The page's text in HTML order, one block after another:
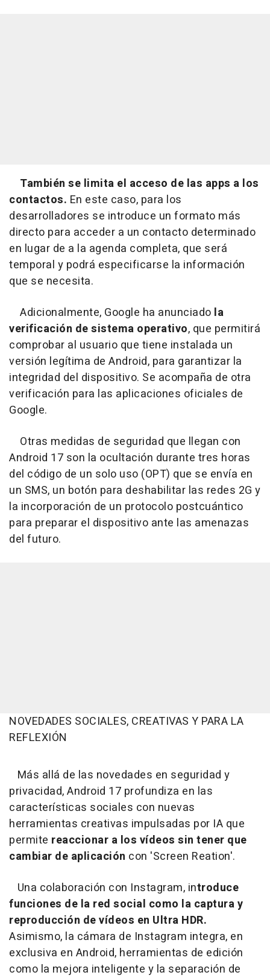
También se limita el acceso de las apps a los
contactos. En este caso, para los
desarrolladores se introduce un formato más
directo para acceder a un contacto determinado
en lugar de a la agenda completa, que será
temporal y podrá especificarse la información
que se necesita.
Adicionalmente, Google ha anunciado la
verificación de sistema operativo, que permitirá
comprobar al usuario que tiene instalada un
versión legítima de Android, para garantizar la
integridad del dispositivo. Se acompaña de otra
verificación para las aplicaciones oficiales de
Google.
Otras medidas de seguridad que llegan con
Android 17 son la ocultación durante tres horas
del código de un solo uso (OPT) que se envía en
un SMS, un botón para deshabilitar las redes 2G y
la incorporación de un protocolo postcuántico
para preparar el dispositivo ante las amenazas
del futuro.
NOVEDADES SOCIALES, CREATIVAS Y PARA LA
REFLEXIÓN
Más allá de las novedades en seguridad y
privacidad, Android 17 profundiza en las
características sociales con nuevas
herramientas creativas impulsadas por IA que
permite reaccionar a los vídeos sin tener que
cambiar de aplicación con 'Screen Reation'.
Una colaboración con Instagram, introduce
funciones de la red social como la captura y
reproducción de vídeos en Ultra HDR.
Asimismo, la cámara de Instagram integra, en
exclusiva en Android, herramientas de edición
como la mejora inteligente y la separación de